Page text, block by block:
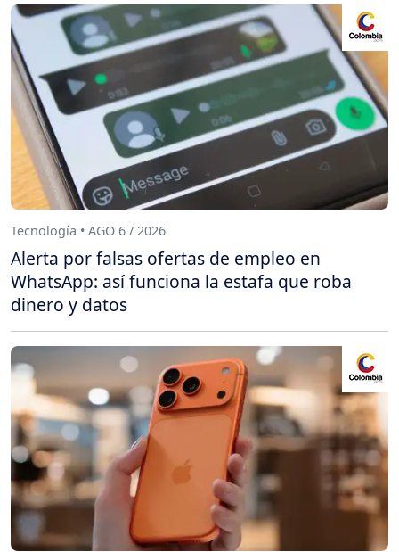
Tecnología • AGO 6 / 2026
Alerta por falsas ofertas de empleo en
WhatsApp: así funciona la estafa que roba
dinero y datos